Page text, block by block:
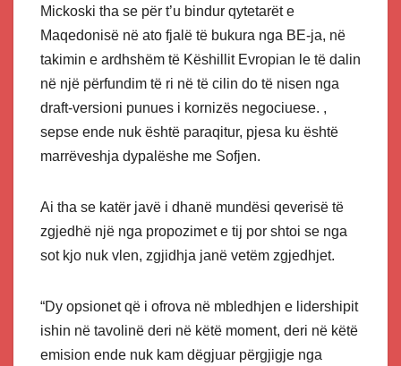
Mickoski tha se për t’u bindur qytetarët e
Maqedonisë në ato fjalë të bukura nga BE-ja, në
takimin e ardhshëm të Këshillit Evropian le të dalin
në një përfundim të ri në të cilin do të nisen nga
draft-versioni punues i kornizës negociuese. ,
sepse ende nuk është paraqitur, pjesa ku është
marrëveshja dypalëshe me Sofjen.
Ai tha se katër javë i dhanë mundësi qeverisë të
zgjedhë një nga propozimet e tij por shtoi se nga
sot kjo nuk vlen, zgjidhja janë vetëm zgjedhjet.
“Dy opsionet që i ofrova në mbledhjen e lidershipit
ishin në tavolinë deri në këtë moment, deri në këtë
emision ende nuk kam dëgjuar përgjigje nga